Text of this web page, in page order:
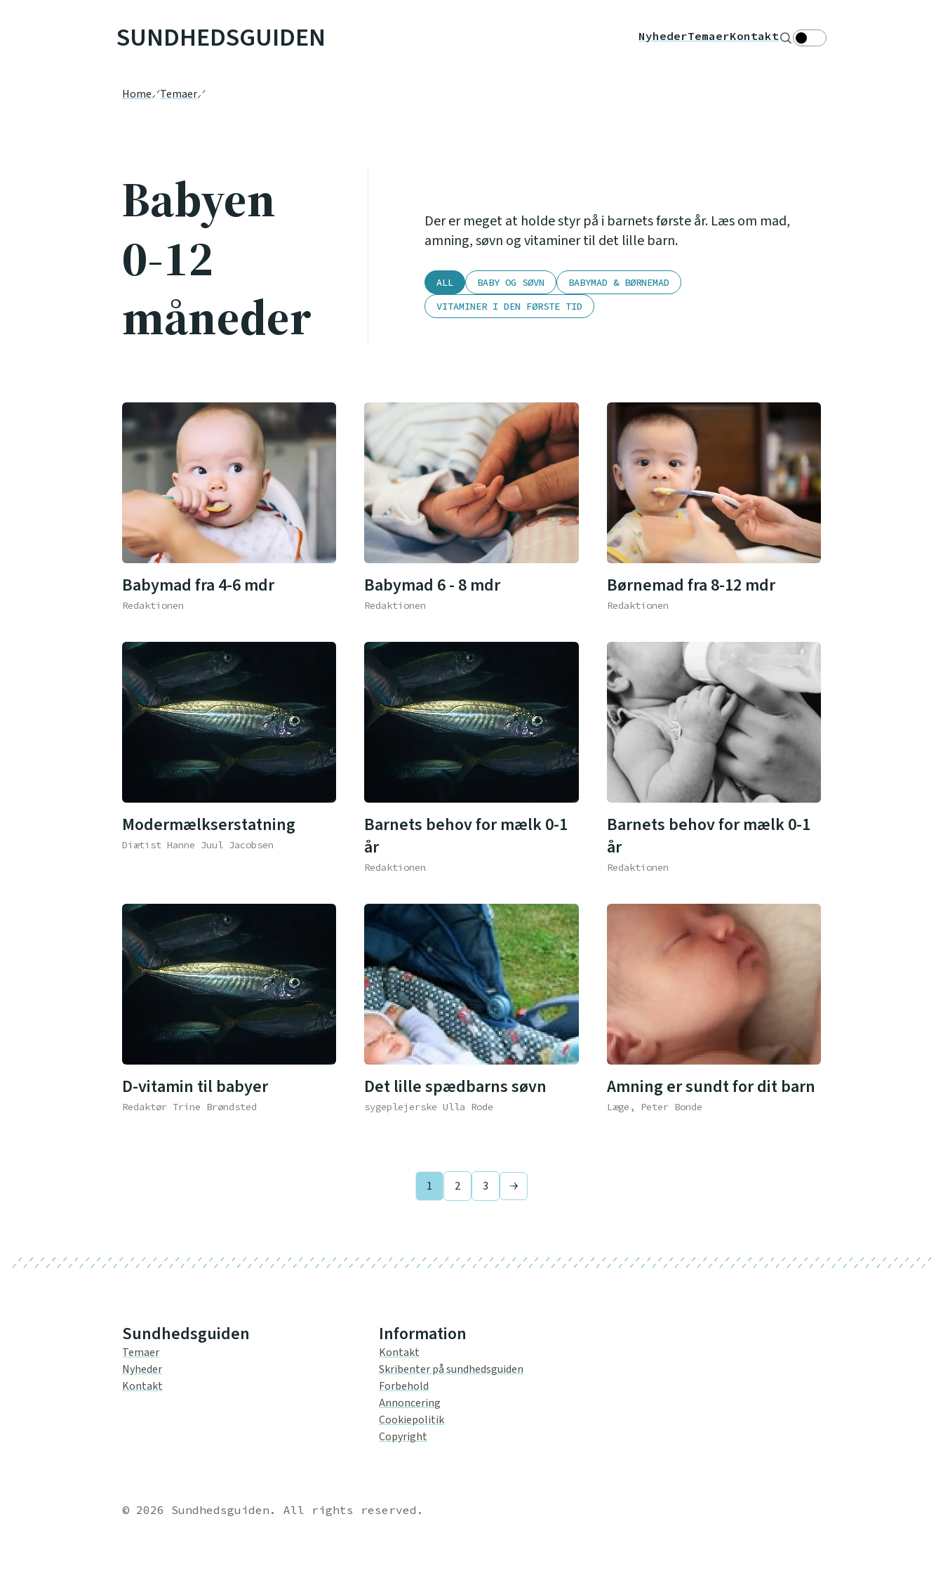
SUNDHEDSGUIDEN NyhederTemaerKontakt Søg Theme toggle
Home Temaer
Babyen
0-12
måneder
Der er meget at holde styr på i barnets første år. Læs om mad,
amning, søvn og vitaminer til det lille barn.
ALL BABY OG SØVN
BABYMAD & BØRNEMAD
VITAMINER I DEN FØRSTE TID
Babymad fra 4-6 mdr
Redaktionen
Babymad 6 - 8 mdr
Redaktionen
Børnemad fra 8-12 mdr
Redaktionen
Modermælkserstatning
Diætist Hanne Juul Jacobsen
Barnets behov for mælk 0-1
år
Redaktionen
Barnets behov for mælk 0-1
år
Redaktionen
D-vitamin til babyer
Redaktør Trine Brøndsted
Det lille spædbarns søvn
sygeplejerske Ulla Rode
Amning er sundt for dit barn
Læge, Peter Bonde
1 2 3 Next page
Sundhedsguiden
Temaer
Nyheder
Kontakt
Information
Kontakt
Skribenter på sundhedsguiden
Forbehold
Annoncering
Cookiepolitik
Copyright
© 2026 Sundhedsguiden. All rights reserved.